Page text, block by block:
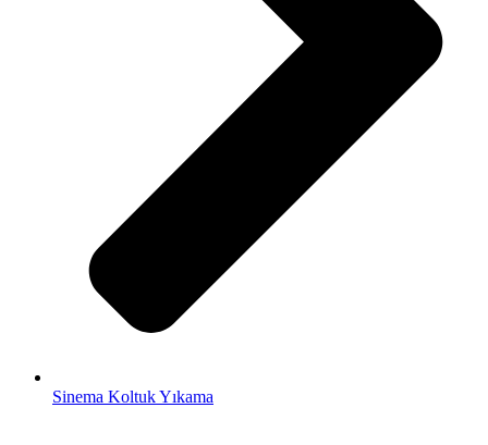
Sinema Koltuk Yıkama